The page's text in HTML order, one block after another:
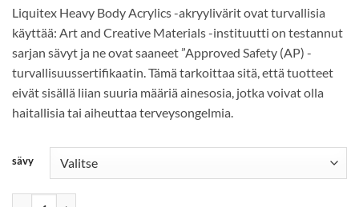
Liquitex Heavy Body Acrylics -akryylivärit ovat turvallisia
käyttää: Art and Creative Materials -instituutti on testannut
sarjan sävyt ja ne ovat saaneet ”Approved Safety (AP) -
turvallisuussertifikaatin. Tämä tarkoittaa sitä, että tuotteet
eivät sisällä liian suuria määriä ainesosia, jotka voivat olla
haitallisia tai aiheuttaa terveysongelmia.
sävy